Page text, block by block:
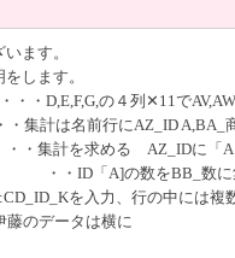
います。
します。
４列✕11で
は名前行にAZ_ID A,BA_
求める AZ_IDに「A」
をBB_数に集計
を入力、行の中には複
のデータは横に